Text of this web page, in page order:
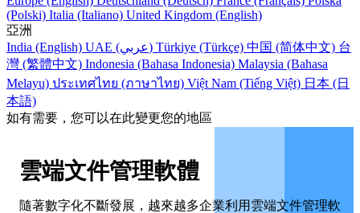
(Polski) Italia (Italiano) United Kingdom (English)
亞洲
India (English)
UAE (عربي) Türkiye (Türkçe) 中国 (简体中文) 台
灣 (繁體中文) Indonesia (Bahasa Indonesia) Malaysia (Bahasa
Melayu) ประเทศไทย (ภาษาไทย) Việt Nam (Tiếng Việt) 日本 (日
本語)
如有需要，您可以在此變更您的地區
雲端文件管理軟體
隨著數字化不斷發展，越來越多企業利用雲端文件管理軟